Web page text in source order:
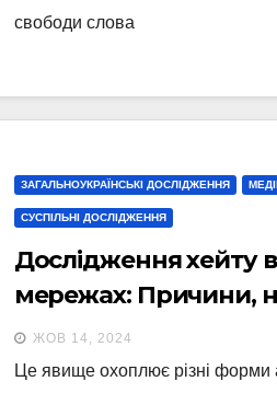
свободи слова
ЗАГАЛЬНОУКРАЇНСЬКІ ДОСЛІДЖЕННЯ
СУСПІЛЬНІ ДОСЛІДЖЕННЯ
Дослідження хейту
мережах: Причини,
шляхи подолання
ЖОВ 14, 2024
Це явище охоплює різні форми